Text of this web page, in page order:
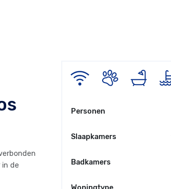
in de
Personen
Slaapkamers
Badkamers